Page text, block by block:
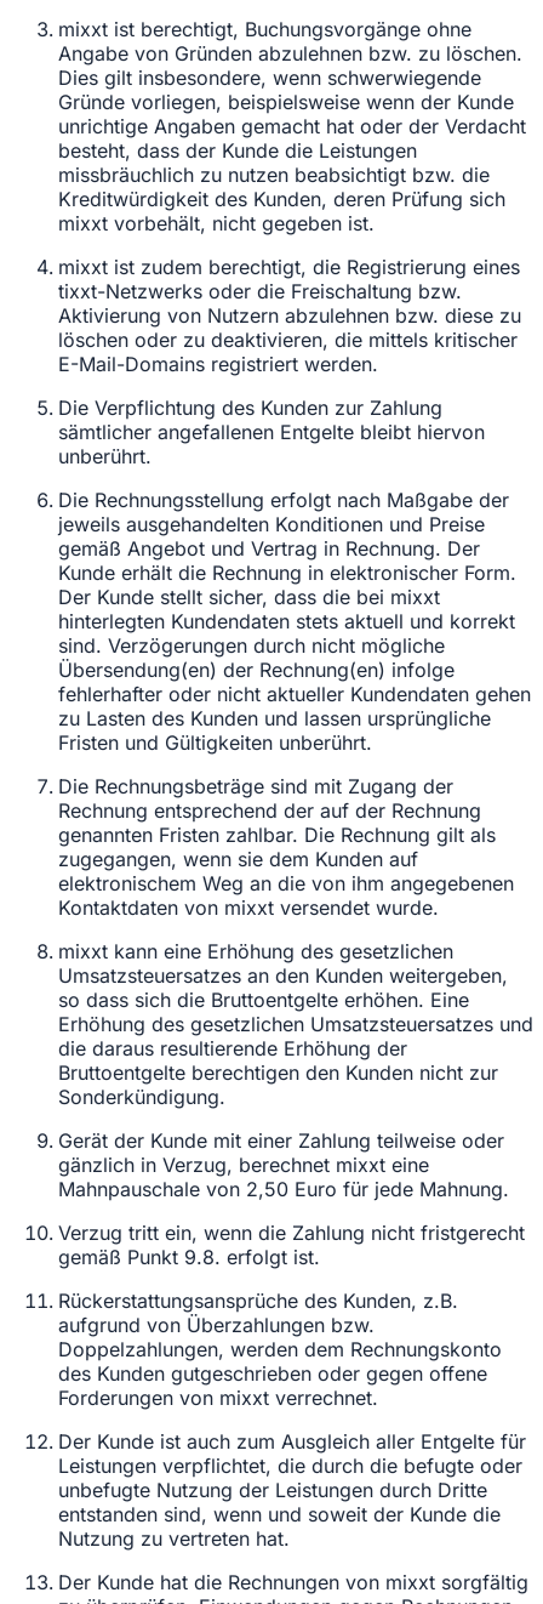
mixxt ist berechtigt, Buchungsvorgänge ohne
Angabe von Gründen abzulehnen bzw. zu löschen.
Dies gilt insbesondere, wenn schwerwiegende
Gründe vorliegen, beispielsweise wenn der Kunde
unrichtige Angaben gemacht hat oder der Verdacht
besteht, dass der Kunde die Leistungen
missbräuchlich zu nutzen beabsichtigt bzw. die
Kreditwürdigkeit des Kunden, deren Prüfung sich
mixxt vorbehält, nicht gegeben ist.
mixxt ist zudem berechtigt, die Registrierung eines
tixxt-Netzwerks oder die Freischaltung bzw.
Aktivierung von Nutzern abzulehnen bzw. diese zu
löschen oder zu deaktivieren, die mittels kritischer
E-Mail-Domains registriert werden.
Die Verpflichtung des Kunden zur Zahlung
sämtlicher angefallenen Entgelte bleibt hiervon
unberührt.
Die Rechnungsstellung erfolgt nach Maßgabe der
jeweils ausgehandelten Konditionen und Preise
gemäß Angebot und Vertrag in Rechnung. Der
Kunde erhält die Rechnung in elektronischer Form.
Der Kunde stellt sicher, dass die bei mixxt
hinterlegten Kundendaten stets aktuell und korrekt
sind. Verzögerungen durch nicht mögliche
Übersendung(en) der Rechnung(en) infolge
fehlerhafter oder nicht aktueller Kundendaten gehen
zu Lasten des Kunden und lassen ursprüngliche
Fristen und Gültigkeiten unberührt.
Die Rechnungsbeträge sind mit Zugang der
Rechnung entsprechend der auf der Rechnung
genannten Fristen zahlbar. Die Rechnung gilt als
zugegangen, wenn sie dem Kunden auf
elektronischem Weg an die von ihm angegebenen
Kontaktdaten von mixxt versendet wurde.
mixxt kann eine Erhöhung des gesetzlichen
Umsatzsteuersatzes an den Kunden weitergeben,
so dass sich die Bruttoentgelte erhöhen. Eine
Erhöhung des gesetzlichen Umsatzsteuersatzes und
die daraus resultierende Erhöhung der
Bruttoentgelte berechtigen den Kunden nicht zur
Sonderkündigung.
Gerät der Kunde mit einer Zahlung teilweise oder
gänzlich in Verzug, berechnet mixxt eine
Mahnpauschale von 2,50 Euro für jede Mahnung.
Verzug tritt ein, wenn die Zahlung nicht fristgerecht
gemäß Punkt 9.8. erfolgt ist.
Rückerstattungsansprüche des Kunden, z.B.
aufgrund von Überzahlungen bzw.
Doppelzahlungen, werden dem Rechnungskonto
des Kunden gutgeschrieben oder gegen offene
Forderungen von mixxt verrechnet.
Der Kunde ist auch zum Ausgleich aller Entgelte für
Leistungen verpflichtet, die durch die befugte oder
unbefugte Nutzung der Leistungen durch Dritte
entstanden sind, wenn und soweit der Kunde die
Nutzung zu vertreten hat.
Der Kunde hat die Rechnungen von mixxt sorgfältig